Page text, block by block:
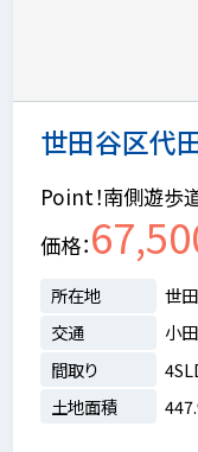
世田谷区代
Point！南側遊歩
価格
所在地
世
交通
小
間取り
土地面積